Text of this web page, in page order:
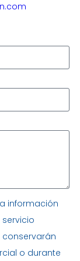
información
o durante